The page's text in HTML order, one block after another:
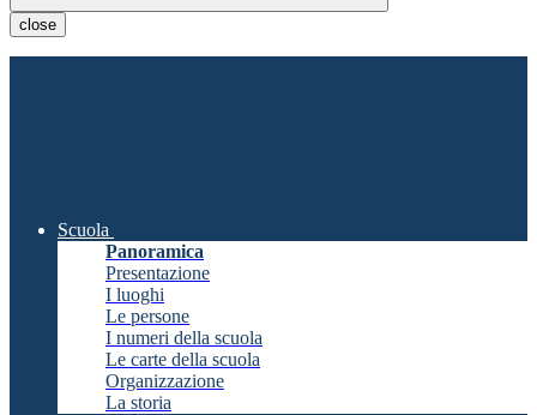
close
Scuola
Panoramica
Presentazione
I luoghi
Le persone
I numeri della scuola
Le carte della scuola
Organizzazione
La storia